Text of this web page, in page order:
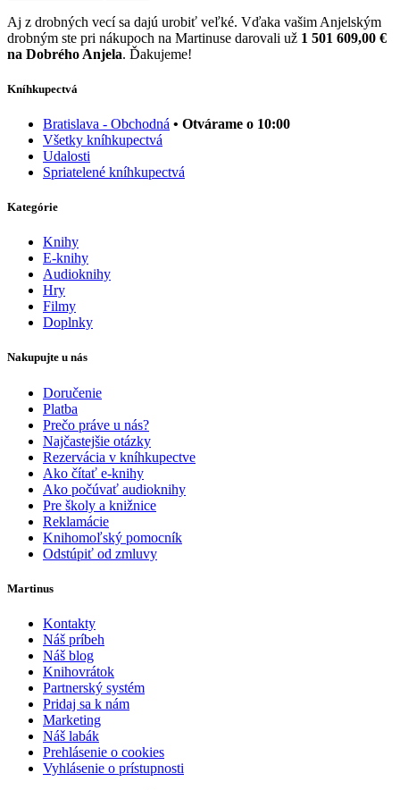
Aj z drobných vecí sa dajú urobiť veľké. Vďaka vašim Anjelským
drobným ste pri nákupoch na Martinuse darovali už 1 501 609,00 €
na Dobrého Anjela. Ďakujeme!
Kníhkupectvá
Bratislava - Obchodná • Otvárame o 10:00
Všetky kníhkupectvá
Udalosti
Spriatelené kníhkupectvá
Kategórie
Knihy
E-knihy
Audioknihy
Hry
Filmy
Doplnky
Nakupujte u nás
Doručenie
Platba
Prečo práve u nás?
Najčastejšie otázky
Rezervácia v kníhkupectve
Ako čítať e-knihy
Ako počúvať audioknihy
Pre školy a knižnice
Reklamácie
Knihomoľský pomocník
Odstúpiť od zmluvy
Martinus
Kontakty
Náš príbeh
Náš blog
Knihovrátok
Partnerský systém
Pridaj sa k nám
Marketing
Náš labák
Prehlásenie o cookies
Vyhlásenie o prístupnosti